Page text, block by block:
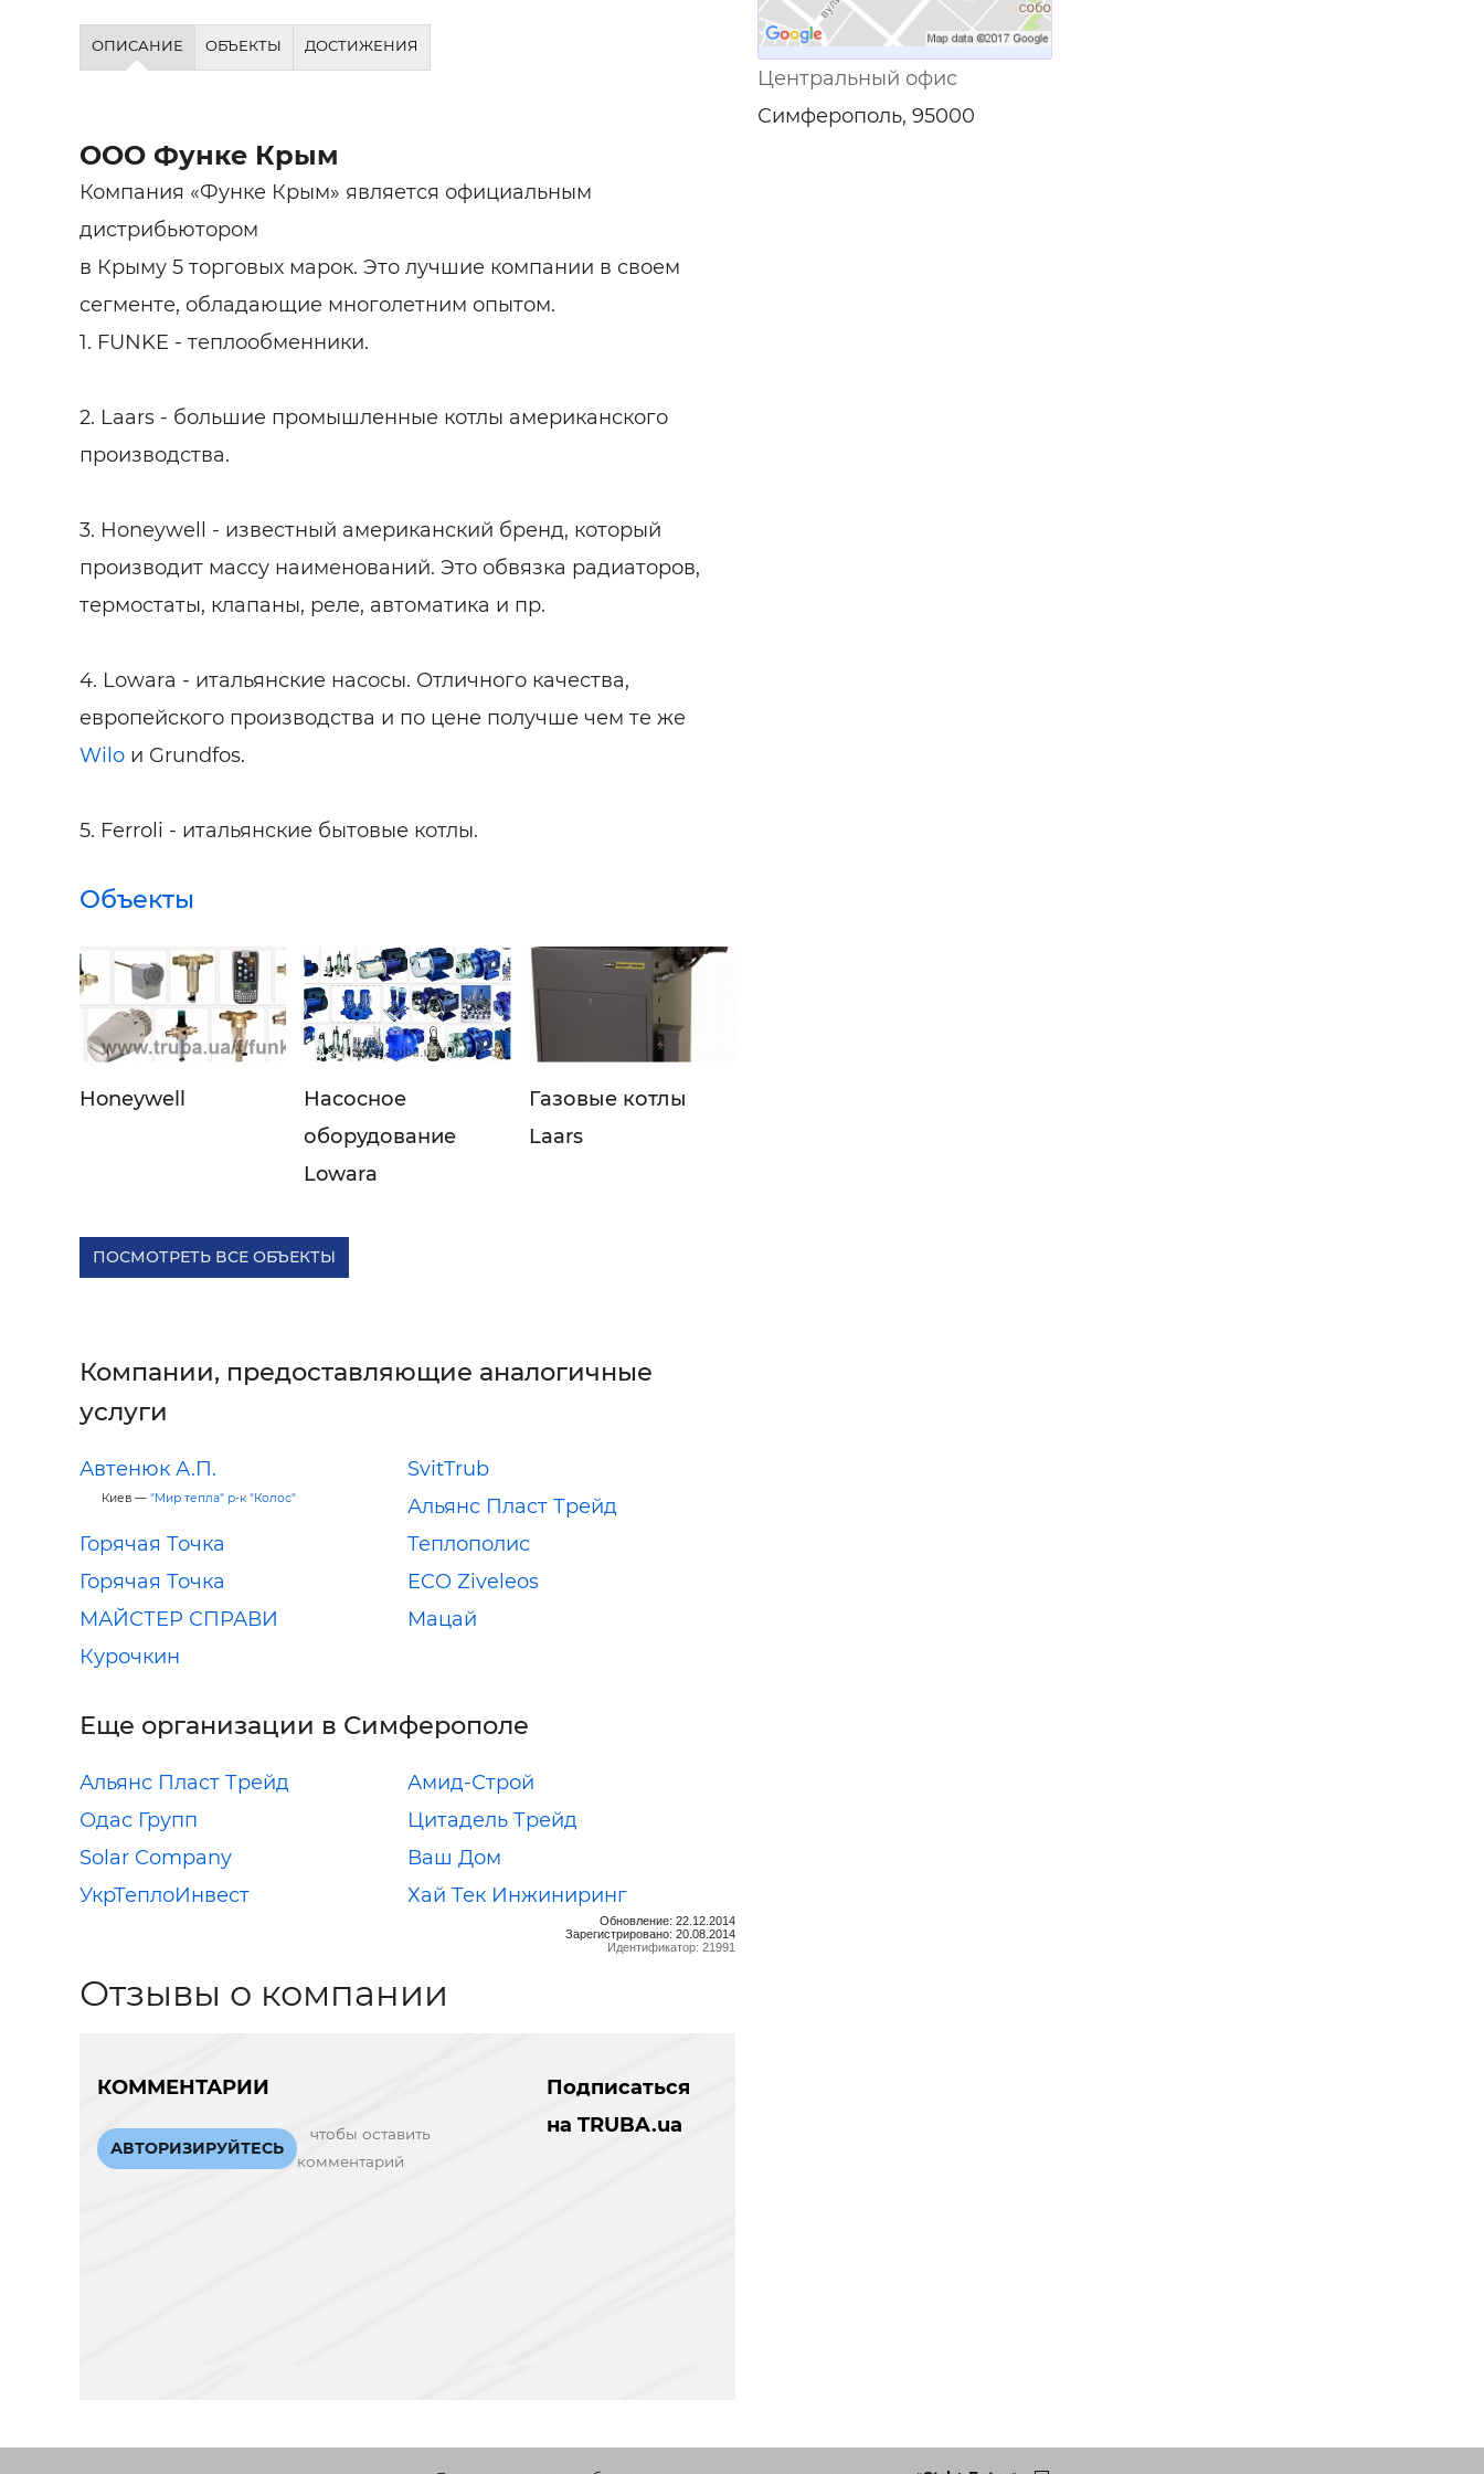
ОПИСАНИЕ ОБЪЕКТЫ ДОСТИЖЕНИЯ
ООО Функе Крым
Компания «Функе Крым» является официальным
дистрибьютором
в Крыму 5 торговых марок. Это лучшие компании в своем
сегменте, обладающие многолетним опытом.
1. FUNKE - теплообменники.
2. Laars - большие промышленные котлы американского
производства.
3. Honeywell - известный американский бренд, который
производит массу наименований. Это обвязка радиаторов,
термостаты, клапаны, реле, автоматика и пр.
4. Lowara - итальянские насосы. Отличного качества,
европейского производства и по цене получше чем те же
Wilo и Grundfos.
5. Ferroli - итальянские бытовые котлы.
Объекты
Honeywell
Насосное
оборудование
Lowara
Газовые котлы
Laars
ПОСМОТРЕТЬ ВСЕ ОБЪЕКТЫ
Компании, предоставляющие аналогичные
услуги
Автенюк А.П.
Киев — "Мир тепла" р-к "Колос"
SvitTrub
Альянс Пласт Трейд
Горячая Точка
Теплополис
Горячая Точка
ECO Ziveleos
МАЙСТЕР СПРАВИ
Мацай
Курочкин
Еще организации в Симферополе
Альянс Пласт Трейд
Амид-Строй
Одас Групп
Цитадель Трейд
Solar Company
Ваш Дом
УкрТеплоИнвест
Хай Тек Инжиниринг
Обновление: 22.12.2014
Зарегистрировано: 20.08.2014
Идентификатор: 21991
Отзывы о компании
КОММЕНТАРИИ
АВТОРИЗИРУЙТЕСЬ
чтобы оставить
комментарий
Подписаться
на TRUBA.ua
Центральный офис
Симферополь, 95000